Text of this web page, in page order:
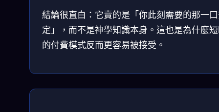
結論很直白：它賣的是「你此刻需要的那一
定」，而不是神學知識本身。這也是為什麼
的付費模式反而更容易被接受。